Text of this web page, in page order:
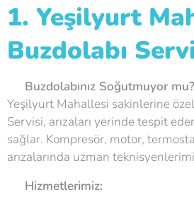
1. Yeşilyurt
Buzdolabı
Buzdolabınız Soğutmuyor mu?
Yeşilyurt Mahallesi sakinlerine
Servisi, arızaları yerinde tespit
sağlar. Kompresör, motor,
arızalarında uzman
Hizmetlerimiz: